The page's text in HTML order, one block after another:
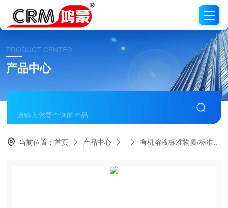
PRODUCT CENTER
产品中心
当前位置：首页 产品中心 有机溶液标准物质/标准品